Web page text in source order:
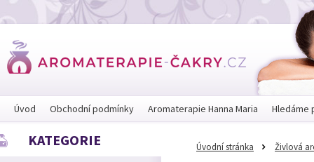
Úvodní stránka Živlová
KATEGORIE
Úvod Obchodní podmínky Aromaterapie Hanna Maria Hledáme